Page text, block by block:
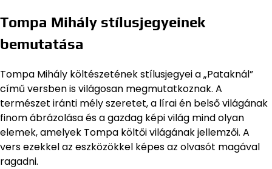
Tompa Mihály stílusjegyeinek
bemutatása
Tompa Mihály költészetének stílusjegyei a „Pataknál”
című versben is világosan megmutatkoznak. A
természet iránti mély szeretet, a lírai én belső világának
finom ábrázolása és a gazdag képi világ mind olyan
elemek, amelyek Tompa költői világának jellemzői. A
vers ezekkel az eszközökkel képes az olvasót magával
ragadni.